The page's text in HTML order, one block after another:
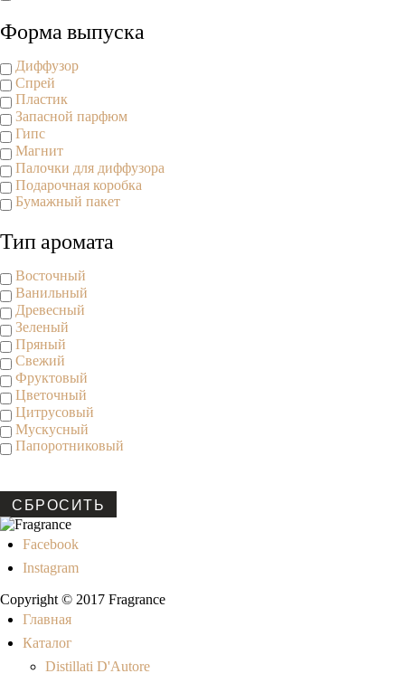
Форма выпуска
Диффузор
Спрей
Пластик
Запасной парфюм
Гипс
Магнит
Палочки для диффузора
Подарочная коробка
Бумажный пакет
Тип аромата
Восточный
Ванильный
Древесный
Зеленый
Пряный
Свежий
Фруктовый
Цветочный
Цитрусовый
Мускусный
Папоротниковый
СБРОСИТЬ
Facebook
Instagram
Copyright © 2017 Fragrance
Главная
Каталог
Distillati D'Autore